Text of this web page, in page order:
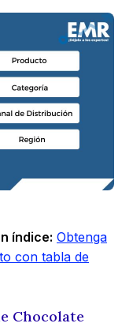
índice: Obtenga
con tabla de
Chocolate